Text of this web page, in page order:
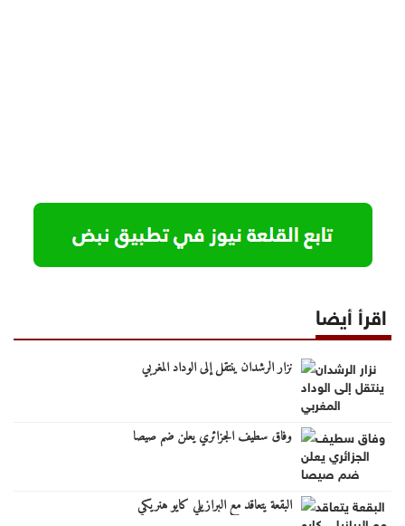
اقرأ أيضا
نزار الرشدان ينتقل إلى الوداد المغربي
وفاق سطيف الجزائري يعلن ضم صيصا
البقعة يتعاقد مع البرازيلي كايو هنريكي